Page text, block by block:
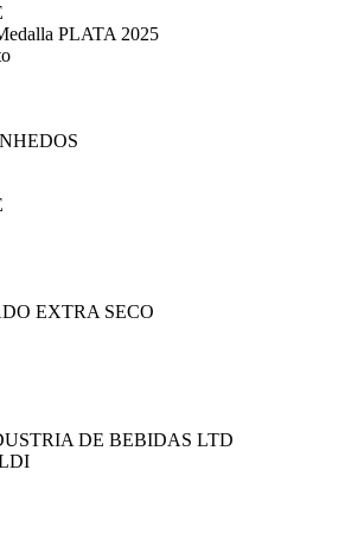
PLATA 2025
EXTRA SECO
DE BEBIDAS LTD